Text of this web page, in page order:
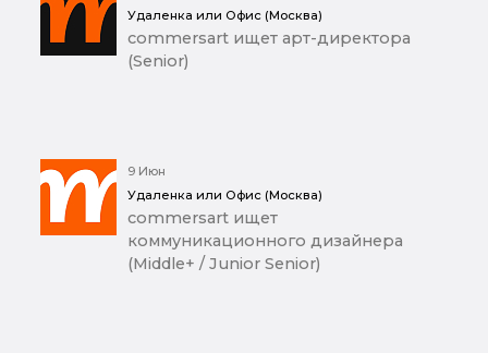
Удаленка или Офис (Москва)
commersart ищет арт-директора
(Senior)
9 Июн
Удаленка или Офис (Москва)
commersart ищет
коммуникационного дизайнера
(Middle+ / Junior Senior)